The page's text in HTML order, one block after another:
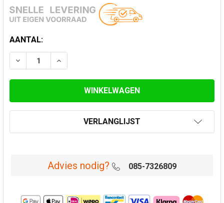
HUIDIGE
VOORRAAD:
AANTAL:
VERLAAG AANTAL VAN ONDERAANSLUITSTUK EW 80
VERHOOG AANTAL VAN
VERLANGLIJST
Advies nodig? 085-7326809